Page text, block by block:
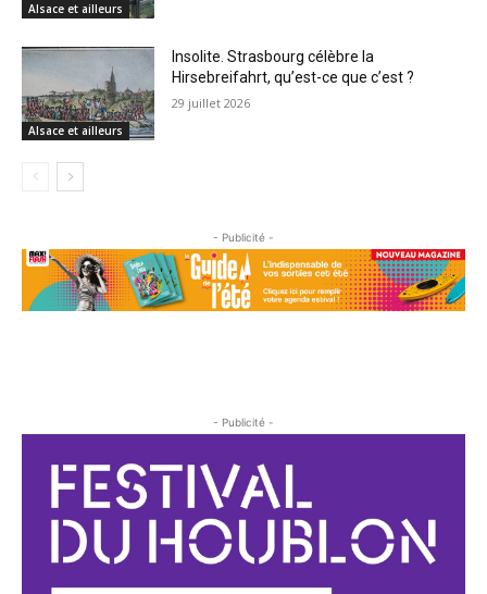
Alsace et ailleurs
Alsace et ailleurs
Insolite. Strasbourg célèbre la
Hirsebreifahrt, qu’est-ce que c’est ?
29 juillet 2026
- Publicité -
- Publicité -